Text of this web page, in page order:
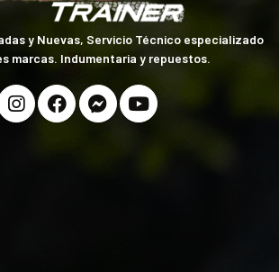
y Nuevas, Servicio Técnico especializado
marcas. Indumentaria y repuestos.